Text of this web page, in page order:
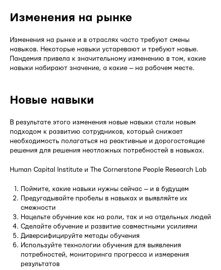
Изменения на рынке
Изменения на рынке и в отраслях часто требуют смены
навыков. Некоторые навыки устаревают и требуют новые.
Пандемия привела к значительному изменению в том, какие
навыки набирают значение, а какие — на рабочем месте.
Новые навыки
В результате этого изменения новые навыки стали новым
подходом к развитию сотрудников, который снижает
необходимость полагаться на реактивные и дорогостоящие
решения для решения неотложных потребностей в навыках.
Human Capital Institute и The Cornerstone People Research Lab
Поймите, какие навыки нужны сейчас — и в будущем
Предугадывайте пробелы в навыках и выявляйте их
смежности
Нацельте обучение как на роли, так и на отдельных людей
Сделайте обучение и развитие совместными усилиями
Диверсифицируйте методы обучения
Используйте технологии обучения для выявления
потребностей, мониторинга прогресса и измерения
результатов